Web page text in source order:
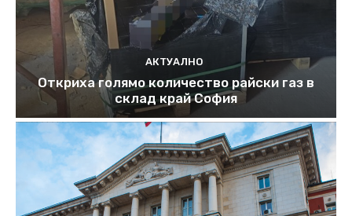
АКТУАЛНО
Откриха голямо количество райски газ в
склад край София